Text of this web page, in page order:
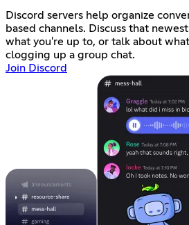
Discord servers help organize
based channels. Discuss that
what you're up to, or talk about
clogging up a group chat.
Join Discord